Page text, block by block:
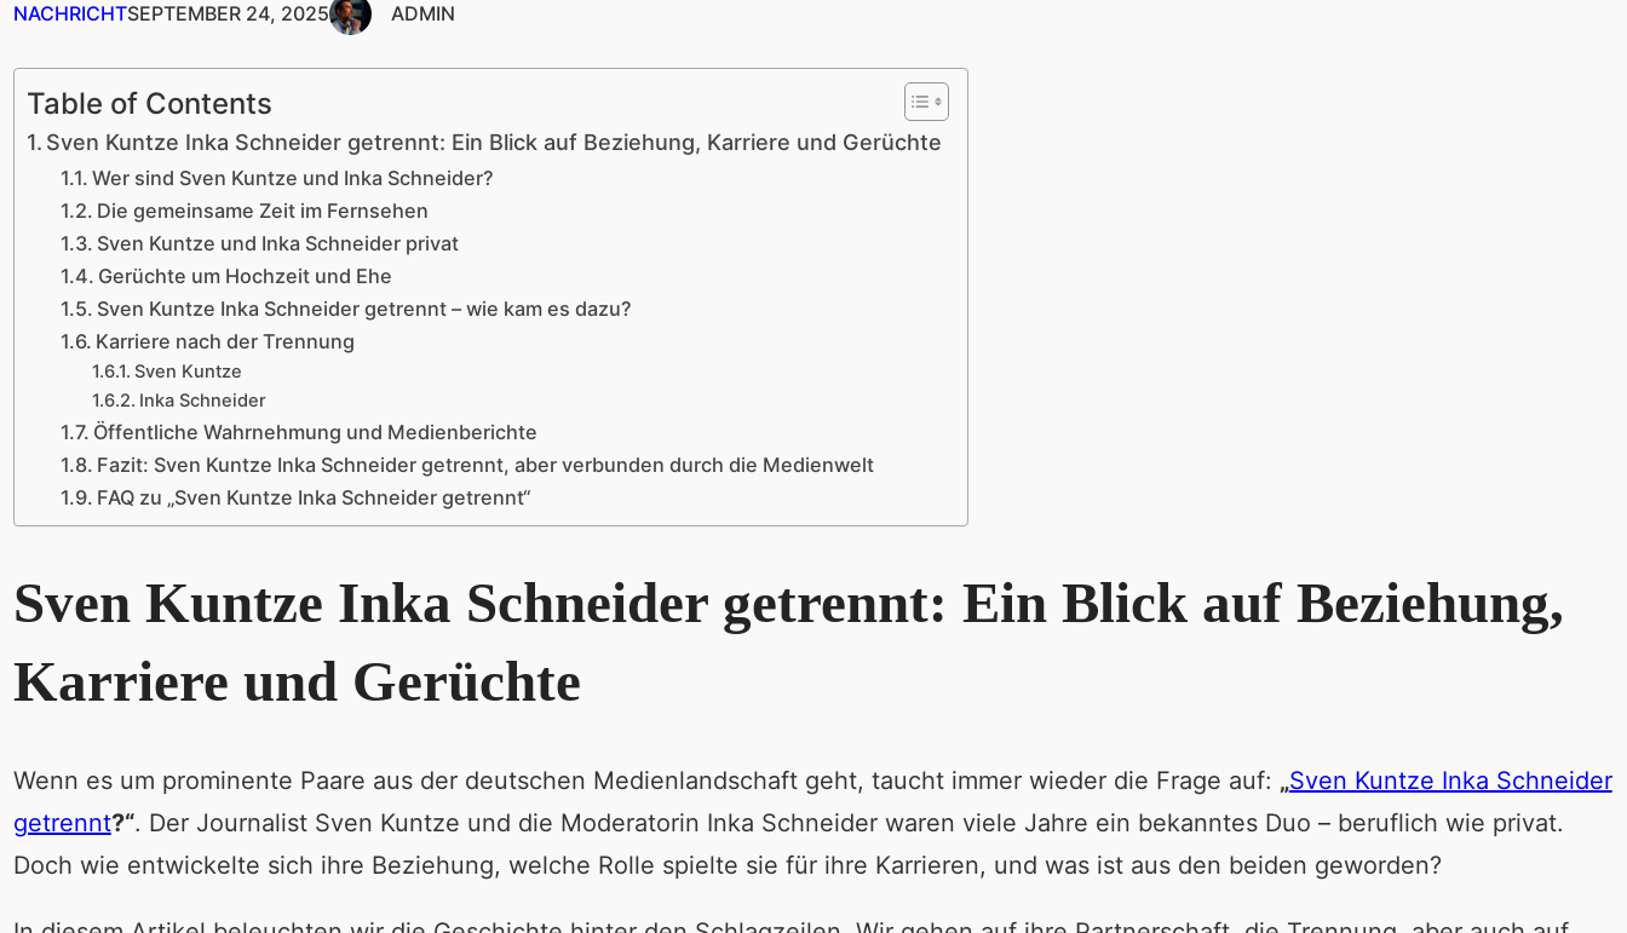
NACHRICHTSEPTEMBER 24, 2025 ADMIN
Table of Contents
Sven Kuntze Inka Schneider getrennt: Ein Blick auf Beziehung, Karriere und Gerüchte
Wer sind Sven Kuntze und Inka Schneider?
Die gemeinsame Zeit im Fernsehen
Sven Kuntze und Inka Schneider privat
Gerüchte um Hochzeit und Ehe
Sven Kuntze Inka Schneider getrennt – wie kam es dazu?
Karriere nach der Trennung
Sven Kuntze
Inka Schneider
Öffentliche Wahrnehmung und Medienberichte
Fazit: Sven Kuntze Inka Schneider getrennt, aber verbunden durch die Medienwelt
FAQ zu „Sven Kuntze Inka Schneider getrennt“
Sven Kuntze Inka Schneider getrennt: Ein Blick auf Beziehung,
Karriere und Gerüchte
Wenn es um prominente Paare aus der deutschen Medienlandschaft geht, taucht immer wieder die Frage auf: „Sven Kuntze Inka Schneider
getrennt?“. Der Journalist Sven Kuntze und die Moderatorin Inka Schneider waren viele Jahre ein bekanntes Duo – beruflich wie privat.
Doch wie entwickelte sich ihre Beziehung, welche Rolle spielte sie für ihre Karrieren, und was ist aus den beiden geworden?